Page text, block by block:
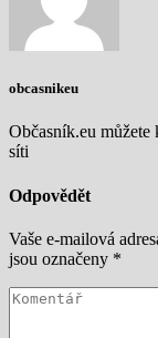
obcasnikeu
Občasník.eu
síti
Odpovědět
Vaše e-mailová
jsou označeny *